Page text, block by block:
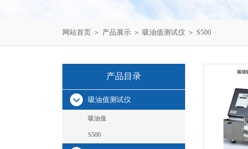
网站首页 ＞ 产品展示 ＞ 吸油值测试仪 ＞ S500
产品目录
吸油值测试仪
吸油值
S500